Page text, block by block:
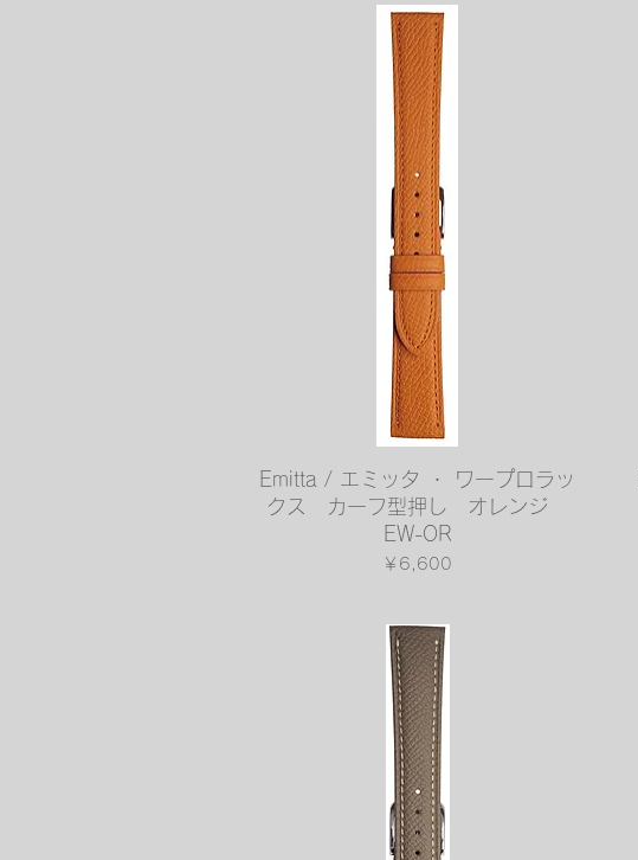
クイックビュー
Emitta / エミッタ ・ ワープロラッ
クス カーフ型押し オレンジ
EW-OR
価格
￥6,600